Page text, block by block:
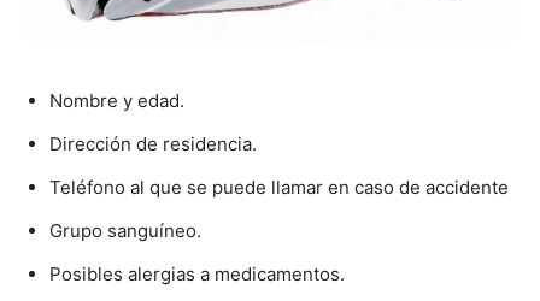
Nombre y edad.
Dirección de residencia.
Teléfono al que se puede llamar en caso de accidente
Grupo sanguíneo.
Posibles alergias a medicamentos.